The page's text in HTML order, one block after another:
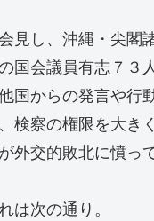
見し、沖縄・尖閣
国会議員有志７３
国からの発言や行
検察の権限を大き
交的敗北に憤っ
次の通り。